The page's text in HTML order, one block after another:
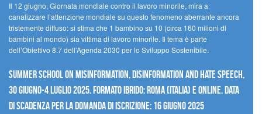
Il 12 giugno, Giornata mondiale contro il lavoro minorile, mira a
canalizzare l’attenzione mondiale su questo fenomeno aberrante ancora
tristemente diffuso: si stima che 1 bambino su 10 (circa 160 milioni di
bambini al mondo) sia vittima di lavoro minorile. Il tema è parte
dell’Obiettivo 8.7 dell’Agenda 2030 per lo Sviluppo Sostenibile.
Summer School on Misinformation, Disinformation and Hate Speech,
30 giugno-4 luglio 2025. Formato ibrido: Roma (Italia) e online. Data
di scadenza per la domanda di iscrizione: 16 giugno 2025